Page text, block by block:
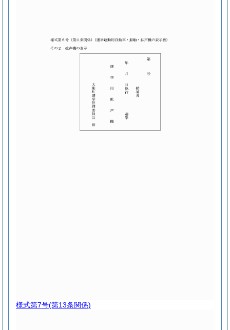
様式第7号(第13条関係)